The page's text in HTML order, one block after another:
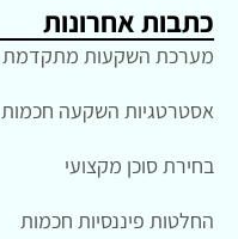
כתבות אחרונות
מערכת השקעות מתקדמת
אסטרטגיות השקעה חכמות
בחירת סוכן מקצועי
החלטות פיננסיות חכמות